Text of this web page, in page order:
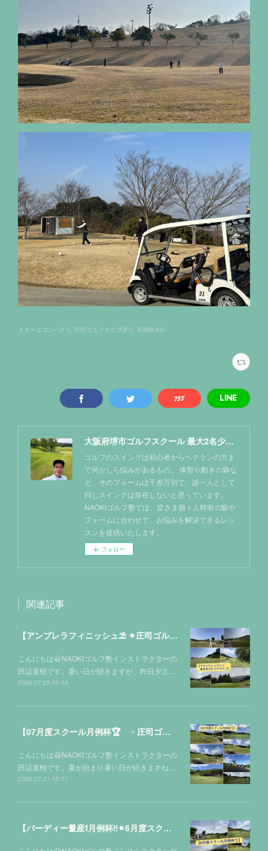
スクールコンペ(11) 庄司ゴルフクラブ(87) 月例杯(84)
大阪府堺市ゴルフスクール 最大2名少人数レッスン NAOKIゴルフ塾
ゴルフのスイングは初心者からベテランの方ま
で何かしら悩みがあるもの。 体型や動きの癖な
ど、そのフォームは千差万別で、誰一人として
同じスイングは存在しないと思っています。
NAOKIゴルフ塾では、皆さま個々人特有の癖や
フォームに合わせて、お悩みを解決できるレッ
スンを提供いたします。
フォロー
関連記事
【アンブレラフィニッシュ⛱️ ⚫︎庄司ゴルフクラブ⛳️】
こんにちは😃NAOKIゴルフ塾インストラクターの
田辺直樹です。暑い日が続きますが、昨日夕立…
2026.07.29 06:48
【07月度スクール月例杯🏆 ・庄司ゴルフクラブ⛳️】
こんにちは😃NAOKIゴルフ塾インストラクターの
田辺直樹です。夏が始まり暑い日が続きますね…
2026.07.21 05:11
【バーディー量産❗️月例杯‼️⚫︎6月度スクール月例杯🏆】